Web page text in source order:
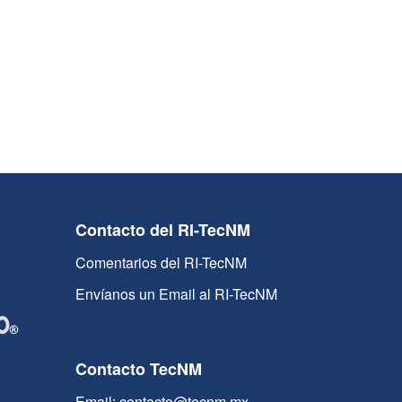
Contacto del RI-TecNM
Comentarios del RI-TecNM
Envíanos un Email al RI-TecNM
Contacto TecNM